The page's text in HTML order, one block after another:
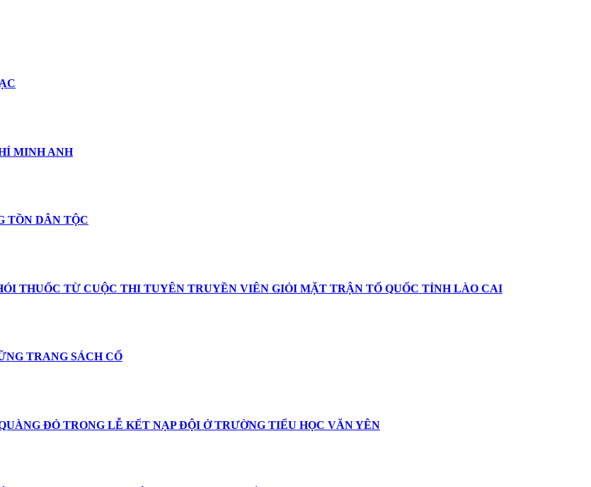
MINH ANH
TỒN DÂN TỘC
THUỐC TỪ CUỘC THI TUYÊN TRUYỀN VIÊN GIỎI MẶT TRẬN TỔ QUỐC TỈNH LÀO CAI
TRANG SÁCH CỔ
ĐỎ TRONG LỄ KẾT NẠP ĐỘI Ở TRƯỜNG TIỂU HỌC VĂN YÊN